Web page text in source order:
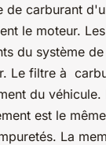
de carburant
le moteur.
du système
Le filtre à
du
est le
La